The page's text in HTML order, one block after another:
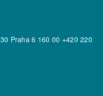
Praha 6 160 00 +420 220